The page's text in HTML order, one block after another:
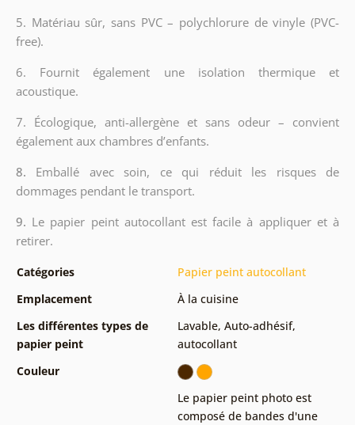
5. Matériau sûr, sans PVC – polychlorure de vinyle (PVC-
free).
6. Fournit également une isolation thermique et
acoustique.
7. Écologique, anti-allergène et sans odeur – convient
également aux chambres d’enfants.
8. Emballé avec soin, ce qui réduit les risques de
dommages pendant le transport.
9. Le papier peint autocollant est facile à appliquer et à
retirer.
Catégories
Papier peint autocollant
Emplacement
À la cuisine
Les différentes types de
papier peint
Lavable, Auto-adhésif,
autocollant
Couleur
Le papier peint photo est
composé de bandes d'une